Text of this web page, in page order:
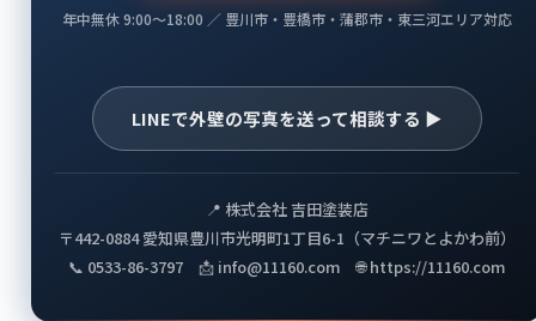
年中無休 9:00〜18:00 ／ 豊川市・豊橋市・蒲郡市・東三河エリア対応
LINEで外壁の写真を送って相談する ▶
📍 株式会社 吉田塗装店
〒442-0884 愛知県豊川市光明町1丁目6-1（マチニワとよかわ前）
📞 0533-86-3797 📩 info@11160.com 🌐 https://11160.com